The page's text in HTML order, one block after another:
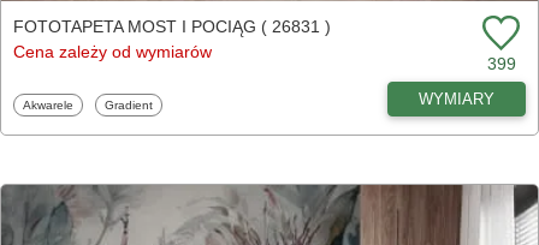
FOTOTAPETA MOST I POCIĄG ( 26831 )
Cena zależy od wymiarów
399
Fototapety
Akwarele Fototapety
Gradient WYMIARY